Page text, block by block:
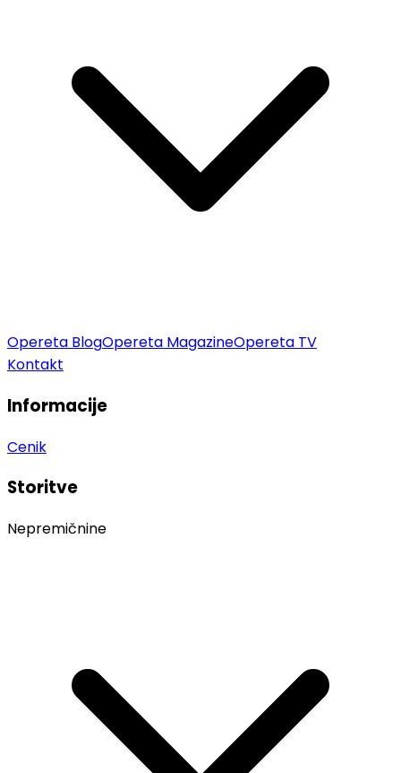
Opereta BlogOpereta MagazineOpereta TV
Kontakt
Informacije
Cenik
Storitve
Nepremičnine